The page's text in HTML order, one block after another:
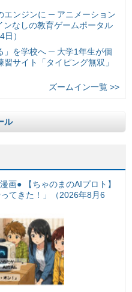
エンジンに ─ アニメーション
なしの教育ゲームポータル
）
」を学校へ ─ 大学1年生が個
サイト「タイピング無双」
ズームイン一覧 >>
ル
画● 【ちゃのまのAIプロト】
てきた！」（2026年8月6